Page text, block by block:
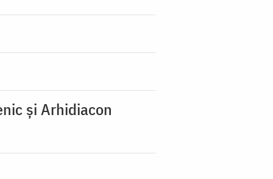
şi Arhidiacon